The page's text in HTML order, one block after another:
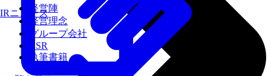
IRニュース
経営陣
経営理念
グループ会社
CSR
執筆書籍